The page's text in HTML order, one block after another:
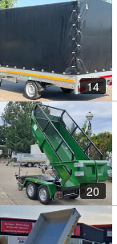
14
20